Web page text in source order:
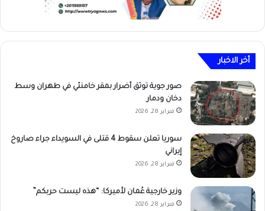
أخر الاخبار
صور جوية توثق أضرار بمقر خامنئي في طهران وسط
دخان ودمار
فبراير 28, 2026
سوريا تعلن سقوط 4 قتلى في السويداء جراء صاروخ
إيراني
فبراير 28, 2026
وزير خارجية عُمان لأميركا: “هذه ليست حربكم”
فبراير 28, 2026